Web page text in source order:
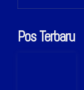
Pos Terbaru